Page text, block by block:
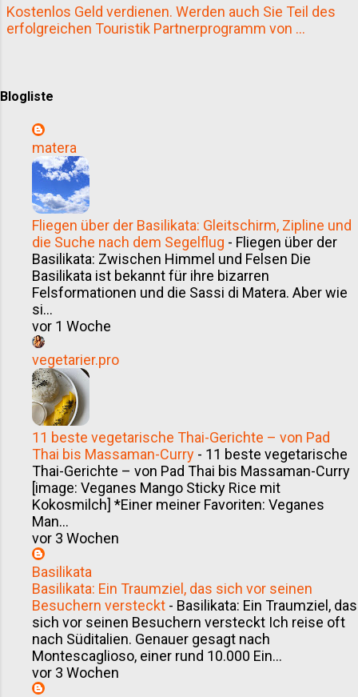
Alighieri Geboren: 1265 in Florenz, Italien
Gestorben: 1321 in Ravenna Beruf: Dichter,
Florentinisches Italienisch Bedeutung: Be...
Kostenlos Geld verdienen. Werden auch Sie Teil des
erfolgreichen Touristik Partnerprogramm von ...
Blogliste
matera
Fliegen über der Basilikata: Gleitschirm, Zipline und
die Suche nach dem Segelflug - Fliegen über der
Basilikata: Zwischen Himmel und Felsen Die
Basilikata ist bekannt für ihre bizarren
Felsformationen und die Sassi di Matera. Aber wie
si...
vor 1 Woche
vegetarier.pro
11 beste vegetarische Thai-Gerichte – von Pad
Thai bis Massaman-Curry - 11 beste vegetarische
Thai-Gerichte – von Pad Thai bis Massaman-Curry
[image: Veganes Mango Sticky Rice mit
Kokosmilch] *Einer meiner Favoriten: Veganes
Man...
vor 3 Wochen
Basilikata
Basilikata: Ein Traumziel, das sich vor seinen
Besuchern versteckt - Basilikata: Ein Traumziel, das
sich vor seinen Besuchern versteckt Ich reise oft
nach Süditalien. Genauer gesagt nach
Montescaglioso, einer rund 10.000 Ein...
vor 3 Wochen